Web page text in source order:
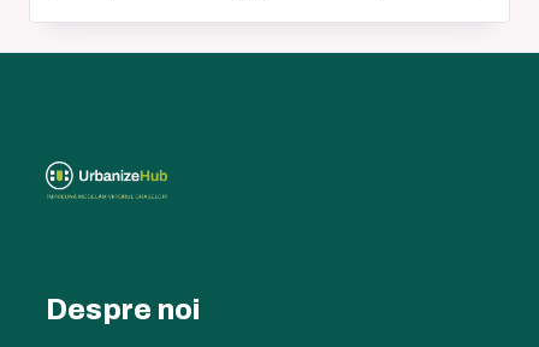
Despre noi